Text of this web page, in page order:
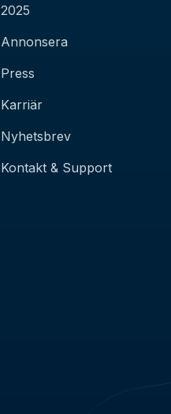
2025
Annonsera
Press
Karriär
Nyhetsbrev
Kontakt & Support